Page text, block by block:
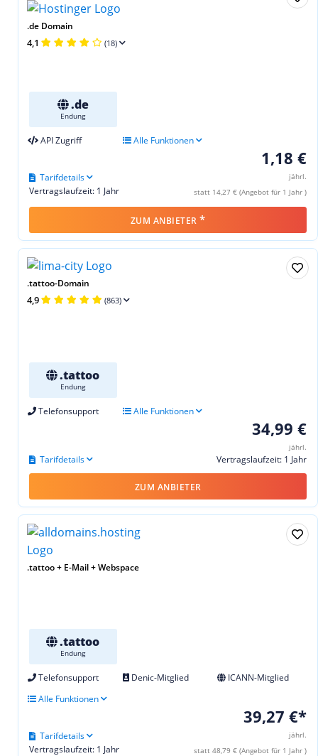
.de Domain
4,1 (18)
.de
Endung
API Zugriff Alle Funktionen
1,18 €
jährl.
statt 14,27 € (Angebot für 1 Jahr )
Vertragslaufzeit: 1 Jahr
Tarifdetails
ZUM ANBIETER *
.tattoo-Domain
4,9 (863)
.tattoo
Endung
Telefonsupport Alle Funktionen
34,99 €
jährl.
Vertragslaufzeit: 1 Jahr
Tarifdetails
ZUM ANBIETER
.tattoo + E-Mail + Webspace
.tattoo
Endung
Telefonsupport Denic-Mitglied
ICANN-Mitglied
Alle Funktionen
39,27 €*
jährl.
statt 48,79 € (Angebot für 1 Jahr )
Vertragslaufzeit: 1 Jahr
Tarifdetails